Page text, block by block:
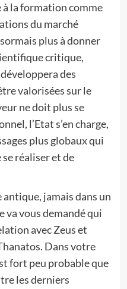
à la formation comme
du marché
plus à donner
critique,
des
valorisées sur le
ne doit plus se
l’Etat s’en charge,
plus globaux qui
réaliser et de
jamais dans un
va vous demandé qui
avec Zeus et
Dans votre
fort peu probable que
les derniers